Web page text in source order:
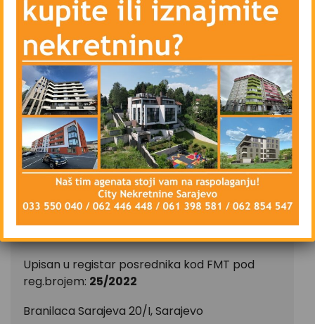
– Vanjsku i unutrašnju drvenu stolariju
– Blindirana vrata, Interfon
– Priključke kablovske televizije i interneta
– Parking ispred zgrade – javni uz naplatu
Stan se iznajmljuje namješten, isključivo na duži
vremenski period, ugovorna obaveza od
najmanje godinu dana.
CIJENA: 800 KM
CITY Nekretnine d.o.o.
Upisan u registar posrednika kod FMT pod
reg.brojem: 25/2022
Branilaca Sarajeva 20/I, Sarajevo